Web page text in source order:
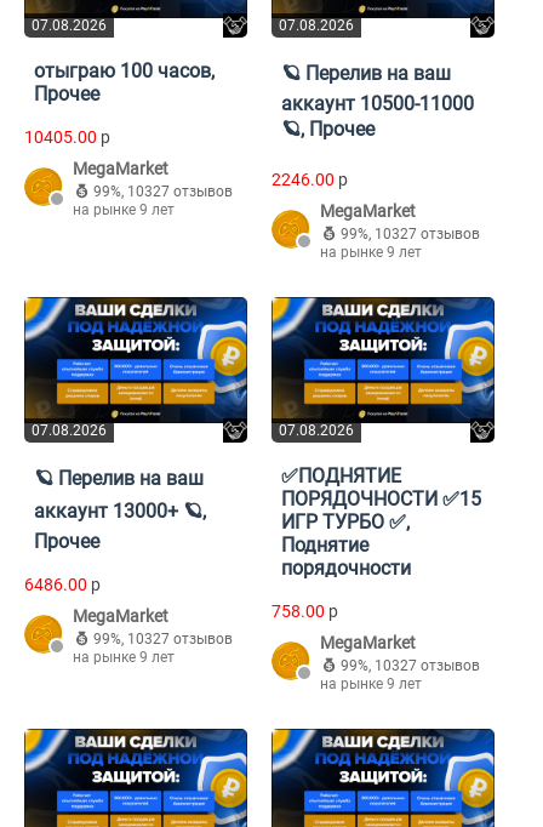
07.08.2026
отыграю 100 часов,
Прочее
10405.00 p
MegaMarket
99%, 10327 отзывов
на рынке 9 лет
07.08.2026
🪐 Перелив на ваш
аккаунт 10500-11000
🪐, Прочее
2246.00 p
MegaMarket
99%, 10327 отзывов
на рынке 9 лет
07.08.2026
🪐 Перелив на ваш
аккаунт 13000+ 🪐,
Прочее
6486.00 p
MegaMarket
99%, 10327 отзывов
на рынке 9 лет
07.08.2026
✅ПОДНЯТИЕ
ПОРЯДОЧНОСТИ ✅15
ИГР ТУРБО ✅,
Поднятие
порядочности
758.00 p
MegaMarket
99%, 10327 отзывов
на рынке 9 лет